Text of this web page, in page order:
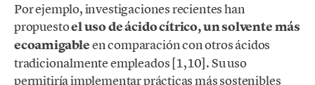
Por ejemplo, investigaciones recientes han
propuestoel uso de ácido cítrico, un solvente más
ecoamigableen comparación con otros ácidos
tradicionalmente empleados [1,10]. Su uso
permitiría implementar prácticas más sostenibles